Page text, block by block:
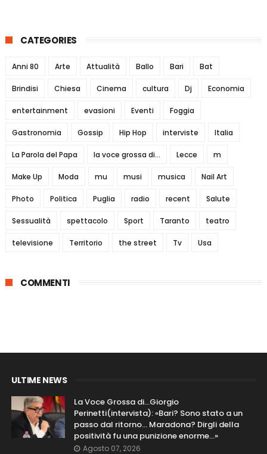
CATEGORIES
Anni 80 Arte Attualità Ballo Bari Bat
Brindisi Chiesa Cinema cultura Dj Economia
entertainment evasioni Eventi Foggia
Gastronomia Gossip Hip Hop interviste Italia
La Parola del Papa la voce grossa di... Lecce m
Make Up Moda mu musi musica Nail Art
Photo Politica Puglia radio recent Salute
Sessualità spettacolo Sport Taranto teatro
televisione Territorio the street Tv Usa
COMMENTI
ULTIME NEWS
La Voce Grossa di…Giorgio
Perinetti(intervista): «Bari? Sono stato a un
passo dal ritorno... Maradona? Dirgli della
positività fu una punizione enorme…»
Agosto 07, 2026